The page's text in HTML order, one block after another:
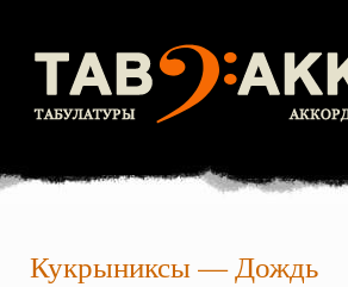
Кукрыниксы—Дождь